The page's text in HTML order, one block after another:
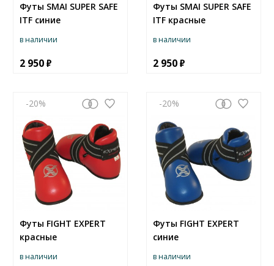
Футы SMAI SUPER SAFE
ITF синие
в наличии
2 950
Футы SMAI SUPER SAFE
ITF красные
в наличии
2 950
-20
Футы FIGHT EXPERT
красные
в наличии
-20
Футы FIGHT EXPERT
синие
в наличии